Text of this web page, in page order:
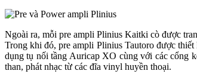
Ngoài ra, mỗi pre ampli Plinius Kaitki cò được
Trong khi đó, pre ampli Plinius Tautoro được
dụng tụ nối tầng Auricap XO cùng với các cổng
than, phát nhạc từ các đĩa vinyl huyền thoại.